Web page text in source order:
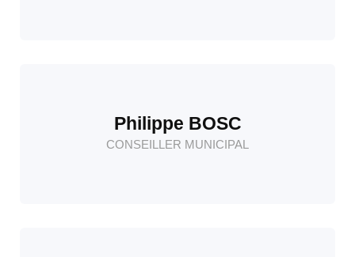
Philippe BOSC
CONSEILLER MUNICIPAL